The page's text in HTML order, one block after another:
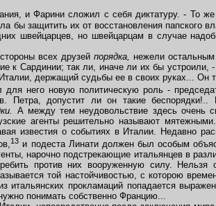
и Фарини сложил с себя диктатуру. - То
защитить их от восстановления папского
швейцарцев, но швейцарцам в случае
всех друзей порядка, нежели
к Сардинии; так ли, иначе ли их бы
держащий судьбы ее в своих руках... Он
него новую политическую роль -
Петра, допустит ли он такие беспорядки!..
А между тем неудовольствие здесь очень
агенты решительно называют
известия о событиях в Италии. Недавно
13 и подеста Линати должен был особым
нарочно подстрекающие итальянцев в
против них вооруженную силу. Нельзя
той настойчивостью, с которою
итальянских прокламаций попадается
понимать собственно Францию...